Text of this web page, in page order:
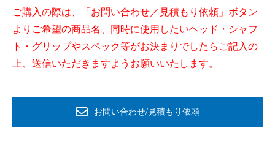
ご購入の際は、「お問い合わせ／見積もり依頼」ボタン
よりご希望の商品名、同時に使用したいヘッド・シャフ
ト・グリップやスペック等がお決まりでしたらご記入の
上、送信いただきますようお願いいたします。
お問い合わせ/見積もり依頼